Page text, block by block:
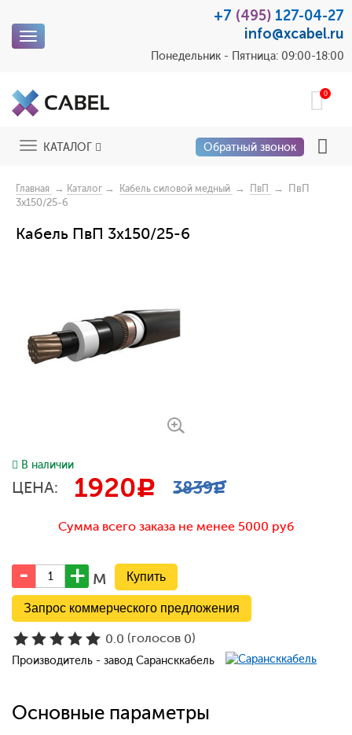
Toggle
+7 (495) 127-04-27
info@xcabel.ru
Понедельник - Пятница: 09:00-18:00
0
ToggleКАТАЛОГ Обратный звонок
Главная → Каталог → Кабель силовой медный → ПвП
→ ПвП
3x150/25-6
Кабель ПвП 3x150/25-6
В наличии
ЦЕНА: 1920c 3839c
Сумма всего заказа не менее 5000 руб
м
Запрос коммерческого предложения
0.0 (голосов 0)
Производитель - завод Сарансккабель
Основные параметры